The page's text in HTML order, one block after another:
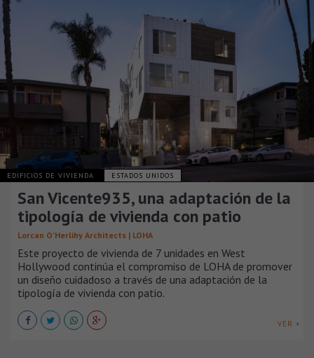
EDIFICIOS DE VIVIENDA ESTADOS UNIDOS
San Vicente935, una adaptación de la
tipología de vivienda con patio
Lorcan O’Herlihy Architects | LOHA
Este proyecto de vivienda de 7 unidades en West
Hollywood continúa el compromiso de LOHA de promover
un diseño cuidadoso a través de una adaptación de la
tipología de vivienda con patio.
VER +